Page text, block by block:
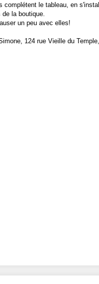
complétent le tableau, en
la boutique.
un peu avec elles!
124 rue Vieille du